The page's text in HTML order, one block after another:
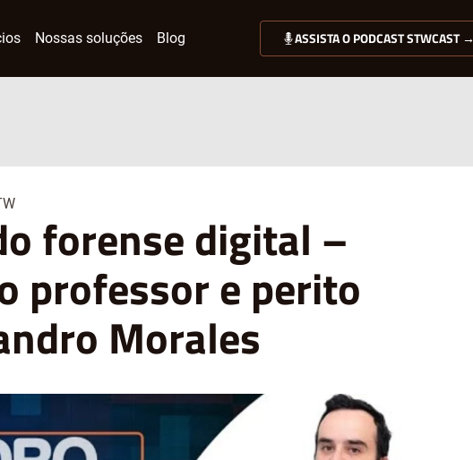
Nossas soluções Blog ASSISTA O PODCAST STWCAST →
forense digital –
professor e perito
Morales